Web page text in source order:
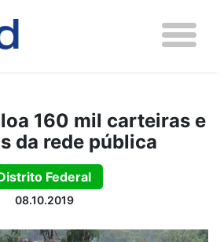
160 mil carteiras e
da rede pública
Federal
08.10.2019